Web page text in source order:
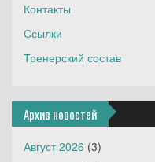
Контакты
Ссылки
Тренерский состав
Архив новостей
Август 2026 (3)